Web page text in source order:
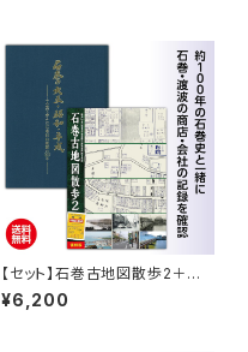
【セット】石巻古地図散歩2＋石
巻の大正・昭和・平成
¥6,200